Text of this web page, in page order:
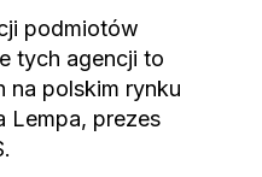
podmiotów
tych agencji to
na polskim rynku
Lempa, prezes